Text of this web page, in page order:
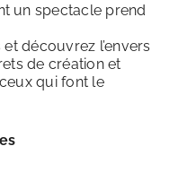
un spectacle prend
découvrez l’envers
de création et
qui font le